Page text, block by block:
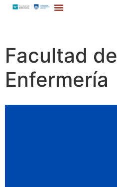
Facultad de
Enfermería